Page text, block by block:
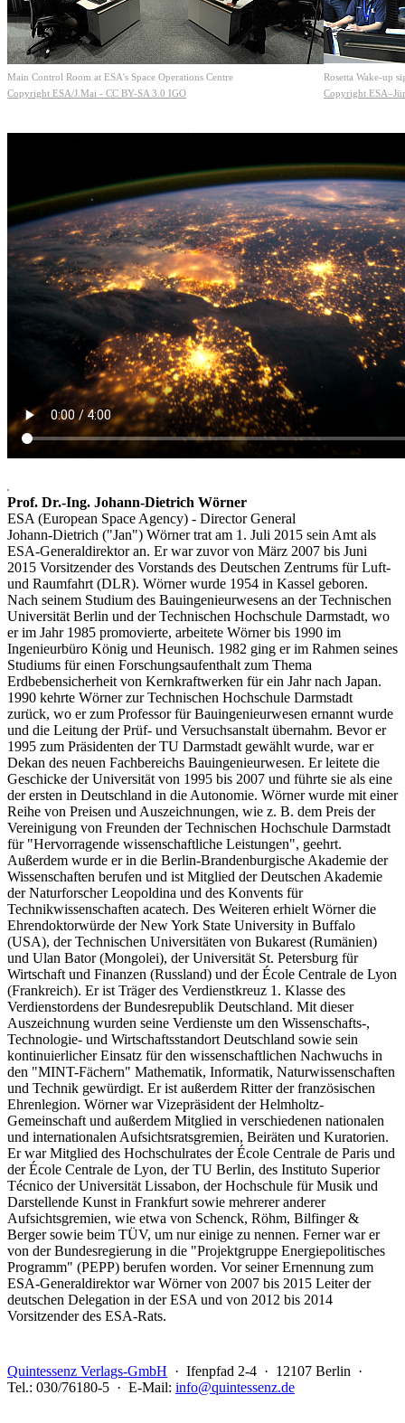
Main Control Room at ESA's Space Operations Centre
Copyright ESA/J.Mai - CC BY-SA 3.0 IGO
Rosetta Wake-up
Copyright
Prof. Dr.-Ing. Johann-Dietrich Wörner
ESA (European Space Agency) - Director General
Johann-Dietrich ("Jan") Wörner trat am 1. Juli 2015 sein Amt als
ESA-Generaldirektor an. Er war zuvor von März 2007 bis Juni
2015 Vorsitzender des Vorstands des Deutschen Zentrums für Luft-
und Raumfahrt (DLR). Wörner wurde 1954 in Kassel geboren.
Nach seinem Studium des Bauingenieurwesens an der Technischen
Universität Berlin und der Technischen Hochschule Darmstadt, wo
er im Jahr 1985 promovierte, arbeitete Wörner bis 1990 im
Ingenieurbüro König und Heunisch. 1982 ging er im Rahmen seines
Studiums für einen Forschungsaufenthalt zum Thema
Erdbebensicherheit von Kernkraftwerken für ein Jahr nach Japan.
1990 kehrte Wörner zur Technischen Hochschule Darmstadt
zurück, wo er zum Professor für Bauingenieurwesen ernannt wurde
und die Leitung der Prüf- und Versuchsanstalt übernahm. Bevor er
1995 zum Präsidenten der TU Darmstadt gewählt wurde, war er
Dekan des neuen Fachbereichs Bauingenieurwesen. Er leitete die
Geschicke der Universität von 1995 bis 2007 und führte sie als eine
der ersten in Deutschland in die Autonomie. Wörner wurde mit einer
Reihe von Preisen und Auszeichnungen, wie z. B. dem Preis der
Vereinigung von Freunden der Technischen Hochschule Darmstadt
für "Hervorragende wissenschaftliche Leistungen", geehrt.
Außerdem wurde er in die Berlin-Brandenburgische Akademie der
Wissenschaften berufen und ist Mitglied der Deutschen Akademie
der Naturforscher Leopoldina und des Konvents für
Technikwissenschaften acatech. Des Weiteren erhielt Wörner die
Ehrendoktorwürde der New York State University in Buffalo
(USA), der Technischen Universitäten von Bukarest (Rumänien)
und Ulan Bator (Mongolei), der Universität St. Petersburg für
Wirtschaft und Finanzen (Russland) und der École Centrale de Lyon
(Frankreich). Er ist Träger des Verdienstkreuz 1. Klasse des
Verdienstordens der Bundesrepublik Deutschland. Mit dieser
Auszeichnung wurden seine Verdienste um den Wissenschafts-,
Technologie- und Wirtschaftsstandort Deutschland sowie sein
kontinuierlicher Einsatz für den wissenschaftlichen Nachwuchs in
den "MINT-Fächern" Mathematik, Informatik, Naturwissenschaften
und Technik gewürdigt. Er ist außerdem Ritter der französischen
Ehrenlegion. Wörner war Vizepräsident der Helmholtz-
Gemeinschaft und außerdem Mitglied in verschiedenen nationalen
und internationalen Aufsichtsratsgremien, Beiräten und Kuratorien.
Er war Mitglied des Hochschulrates der École Centrale de Paris und
der École Centrale de Lyon, der TU Berlin, des Instituto Superior
Técnico der Universität Lissabon, der Hochschule für Musik und
Darstellende Kunst in Frankfurt sowie mehrerer anderer
Aufsichtsgremien, wie etwa von Schenck, Röhm, Bilfinger &
Berger sowie beim TÜV, um nur einige zu nennen. Ferner war er
von der Bundesregierung in die "Projektgruppe Energiepolitisches
Programm" (PEPP) berufen worden. Vor seiner Ernennung zum
ESA-Generaldirektor war Wörner von 2007 bis 2015 Leiter der
deutschen Delegation in der ESA und von 2012 bis 2014
Vorsitzender des ESA-Rats.
Quintessenz Verlags-GmbH · Ifenpfad 2-4 · 12107 Berlin ·
Tel.: 030/76180-5 · E-Mail: info@quintessenz.de